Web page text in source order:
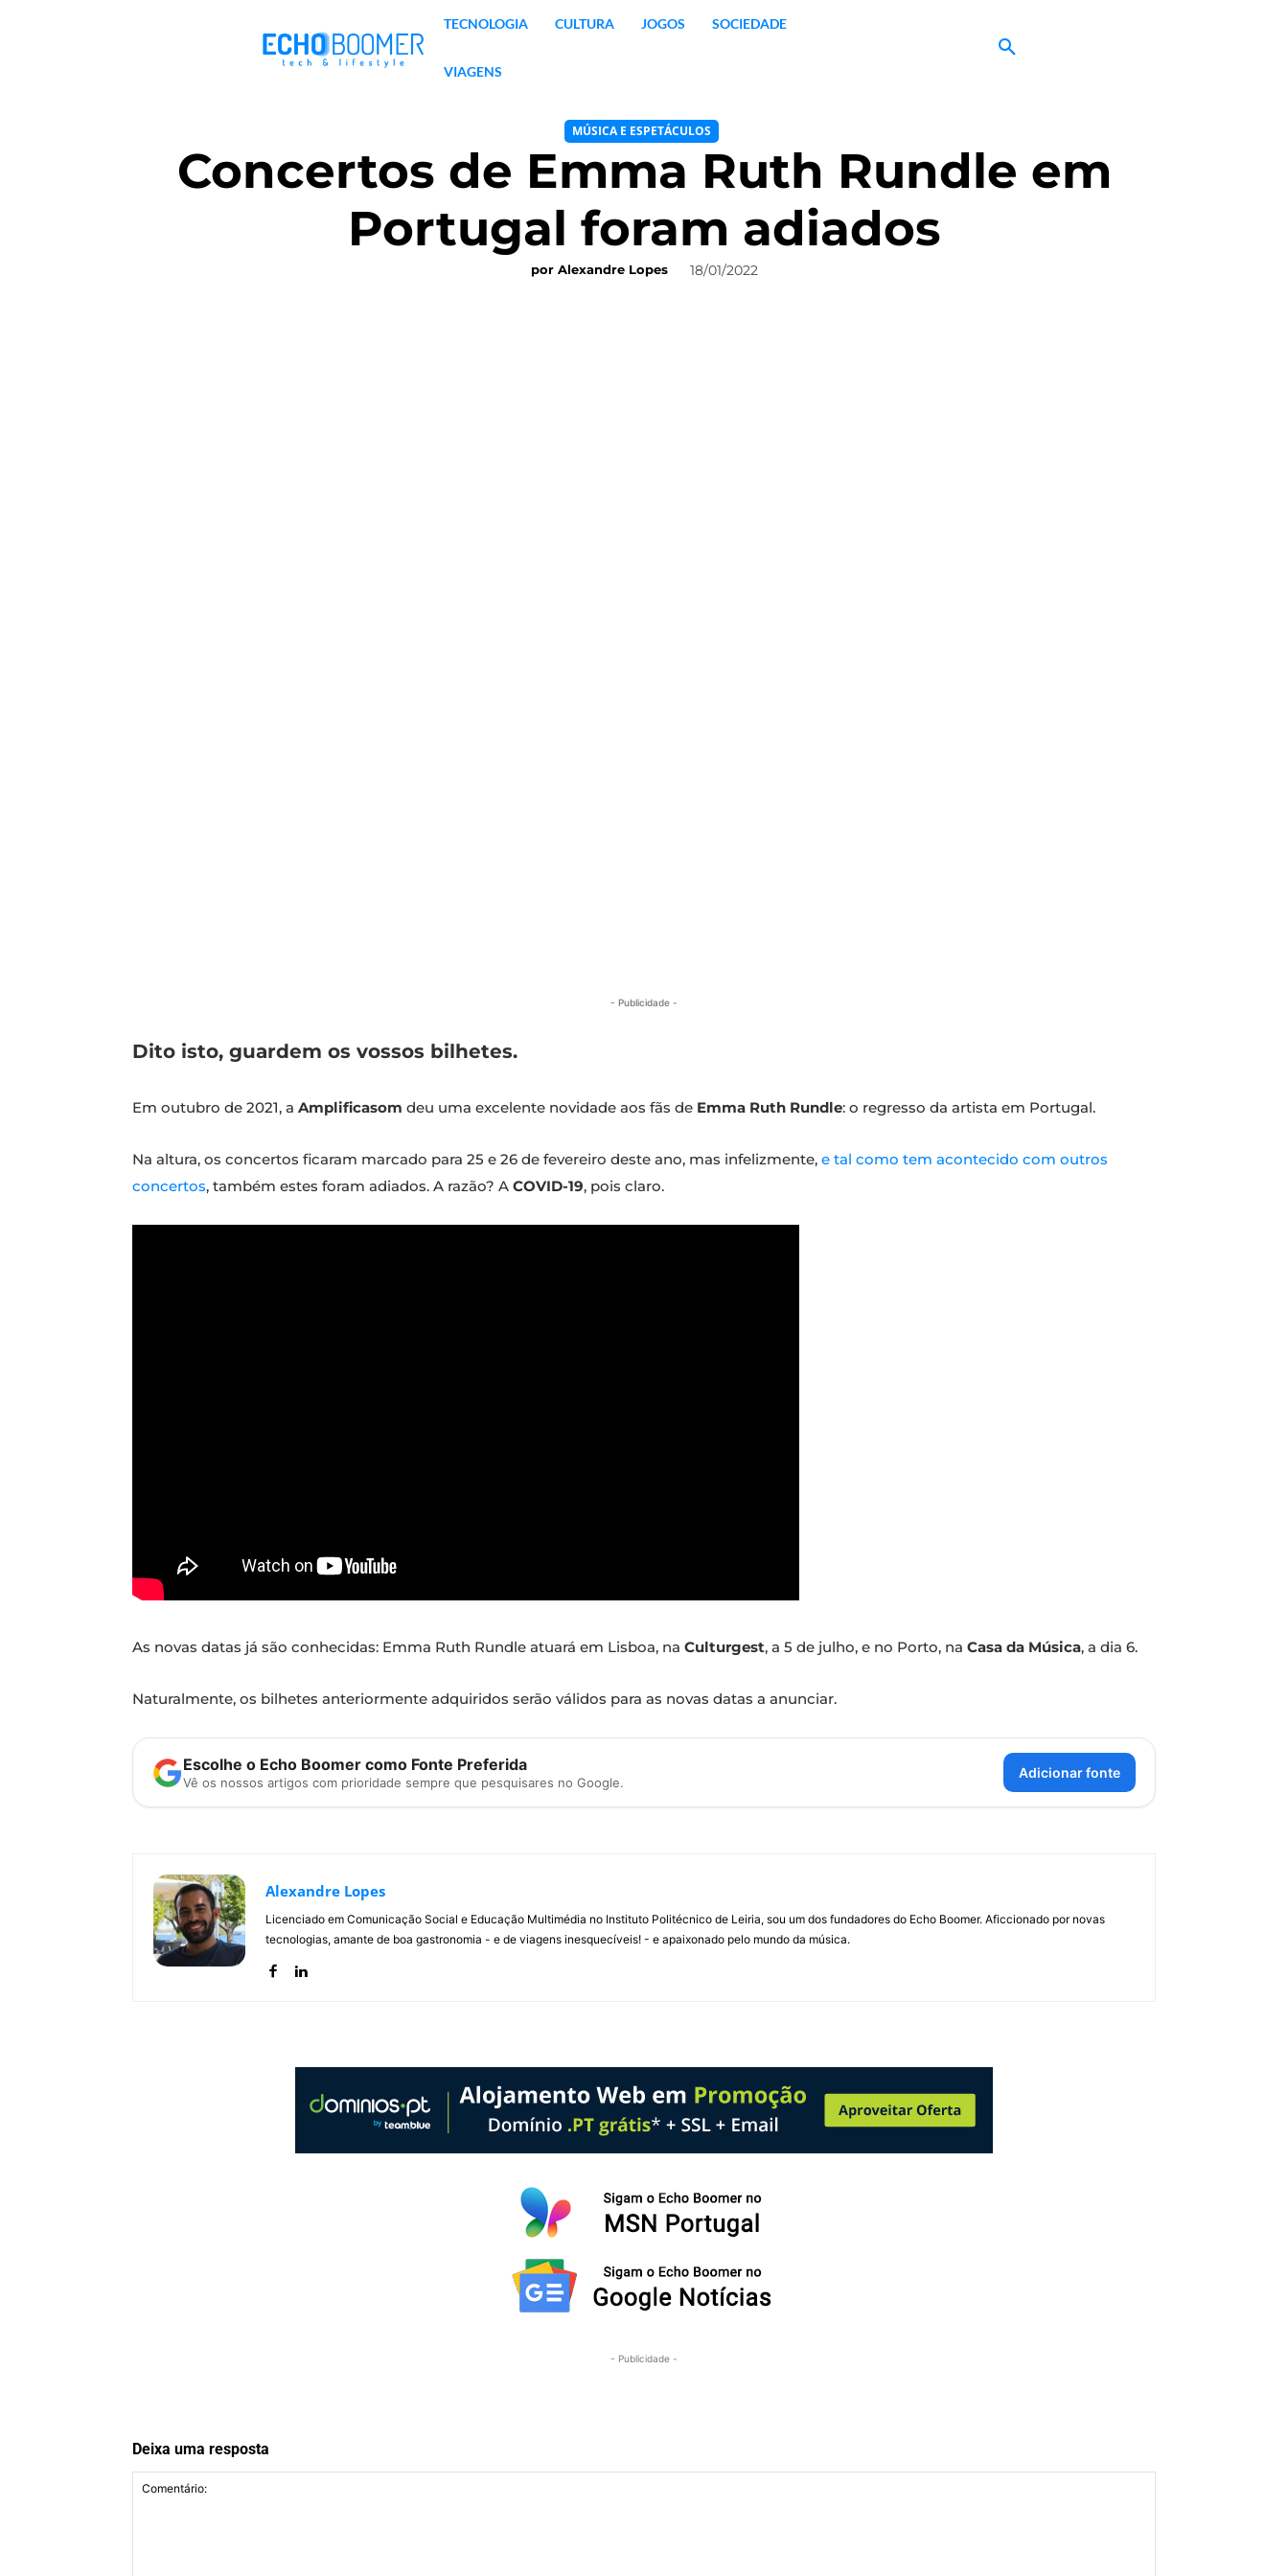
TECNOLOGIA CULTURA JOGOS SOCIEDADE
VIAGENS
MÚSICA E ESPETÁCULOS
Concertos de Emma Ruth Rundle em
Portugal foram adiados
por Alexandre Lopes 18/01/2022
- Publicidade -
Dito isto, guardem os vossos bilhetes.
Em outubro de 2021, a Amplificasom deu uma excelente novidade aos fãs de Emma Ruth Rundle: o regresso da artista em Portugal.
Na altura, os concertos ficaram marcado para 25 e 26 de fevereiro deste ano, mas infelizmente, e tal como tem acontecido com outros
concertos, também estes foram adiados. A razão? A COVID-19, pois claro.
As novas datas já são conhecidas: Emma Ruth Rundle atuará em Lisboa, na Culturgest, a 5 de julho, e no Porto, na Casa da Música, a dia 6.
Naturalmente, os bilhetes anteriormente adquiridos serão válidos para as novas datas a anunciar.
Escolhe o Echo Boomer como Fonte Preferida
Vê os nossos artigos com prioridade sempre que pesquisares no Google.
Adicionar fonte
Alexandre Lopes
Licenciado em Comunicação Social e Educação Multimédia no Instituto Politécnico de Leiria, sou um dos fundadores do Echo Boomer. Aficcionado por novas
tecnologias, amante de boa gastronomia - e de viagens inesquecíveis! - e apaixonado pelo mundo da música.
- Publicidade -
Deixa uma resposta